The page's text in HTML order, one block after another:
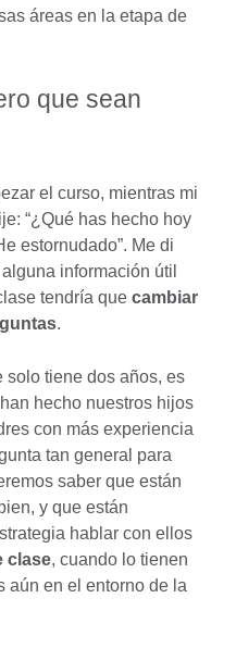
áreas en la etapa de
que sean
el curso, mientras mi
“¿Qué has hecho hoy
estornudado”. Me di
información útil
tendría que cambiar
.
solo tiene dos años, es
hecho nuestros hijos
con más experiencia
tan general para
saber que están
y que están
hablar con ellos
clase, cuando lo tienen
aún en el entorno de la